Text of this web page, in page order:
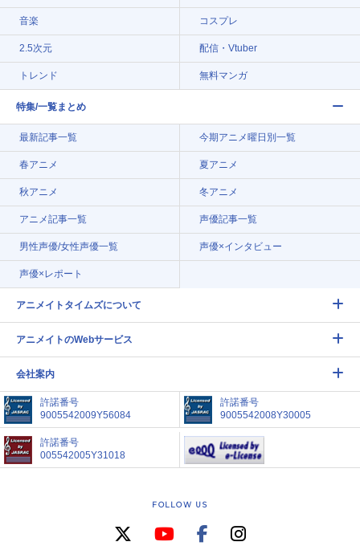
音楽 コスプレ
2.5次元 配信・Vtuber
トレンド 無料マンガ
特集/一覧まとめ
最新記事一覧 今期アニメ曜日別一覧
春アニメ 夏アニメ
秋アニメ 冬アニメ
アニメ記事一覧 声優記事一覧
男性声優/女性声優一覧 声優×インタビュー
声優×レポート
アニメイトタイムズについて
アニメイトのWebサービス
会社案内
許諾番号
9005542009Y56084
許諾番号
9005542008Y30005
許諾番号
005542005Y31018
FOLLOW US